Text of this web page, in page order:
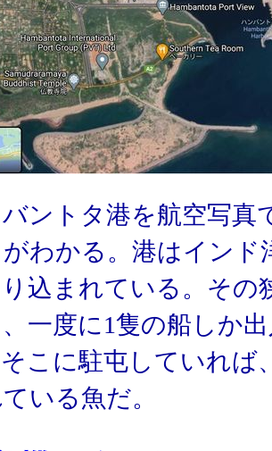
ントタ港を航空写真
わかる。港はイン
込まれている。そ
一度に1隻の船しか
こに駐屯していれば
いる魚だ。